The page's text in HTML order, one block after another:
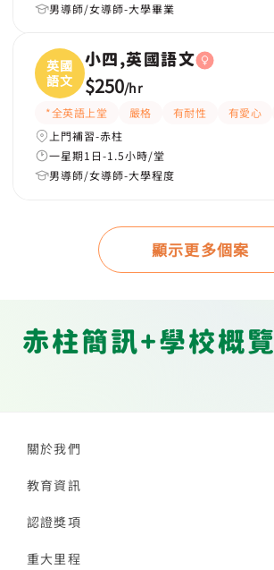
男導師/女導師-大學畢業
英國
語文
小四,英國語文
$250/hr
*全英語上堂 嚴格 有耐性 有愛心
上門補習-赤柱
一星期1日-1.5小時/堂
男導師/女導師-大學程度
顯示更多個案
赤柱簡訊+學校概覽
關於我們
教育資訊
認證獎項
重大里程